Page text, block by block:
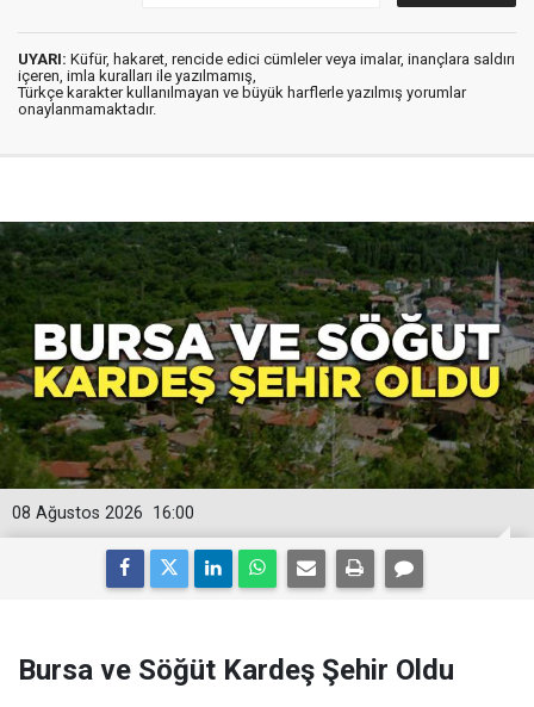
UYARI: Küfür, hakaret, rencide edici cümleler veya imalar, inançlara saldırı
içeren, imla kuralları ile yazılmamış,
Türkçe karakter kullanılmayan ve büyük harflerle yazılmış yorumlar
onaylanmamaktadır.
16:00
08 Ağustos 2026
Bursa ve Söğüt Kardeş Şehir Oldu